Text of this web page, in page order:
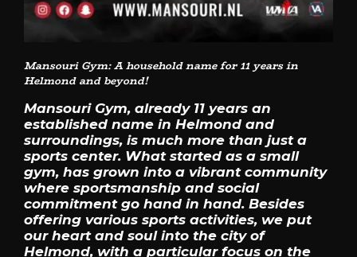
Mansouri Gym: A household name for 11 years in
Helmond and beyond!
Mansouri Gym, already 11 years an
established name in Helmond and
surroundings, is much more than just a
sports center. What started as a small
gym, has grown into a vibrant community
where sportsmanship and social
commitment go hand in hand. Besides
offering various sports activities, we put
our heart and soul into the city of
Helmond, with a particular focus on the